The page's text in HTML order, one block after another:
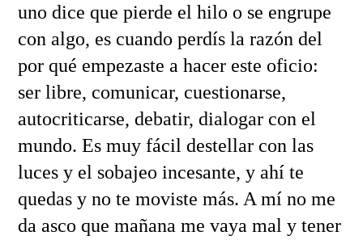
uno dice que pierde el hilo o se engrupe
con algo, es cuando perdís la razón del
por qué empezaste a hacer este oficio:
ser libre, comunicar, cuestionarse,
autocriticarse, debatir, dialogar con el
mundo. Es muy fácil destellar con las
luces y el sobajeo incesante, y ahí te
quedas y no te moviste más. A mí no me
da asco que mañana me vaya mal y tener